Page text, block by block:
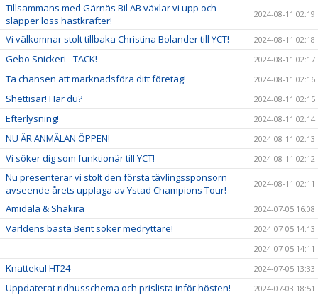
Tillsammans med Gärnäs Bil AB växlar vi upp och
släpper loss hästkrafter!
2024-08-11 02:19
Vi välkomnar stolt tillbaka Christina Bolander till YCT! 2024-08-11 02:18
Gebo Snickeri - TACK! 2024-08-11 02:17
Ta chansen att marknadsföra ditt företag! 2024-08-11 02:16
Shettisar! Har du? 2024-08-11 02:15
Efterlysning! 2024-08-11 02:14
NU ÄR ANMÄLAN ÖPPEN! 2024-08-11 02:13
Vi söker dig som funktionär till YCT! 2024-08-11 02:12
Nu presenterar vi stolt den första tävlingssponsorn
avseende årets upplaga av Ystad Champions Tour!
2024-08-11 02:11
Amidala & Shakira 2024-07-05 16:08
Världens bästa Berit söker medryttare!
2024-07-05 14:13
2024-07-05 14:11
Knattekul HT24 2024-07-05 13:33
Uppdaterat ridhusschema och prislista inför hösten! 2024-07-03 18:51